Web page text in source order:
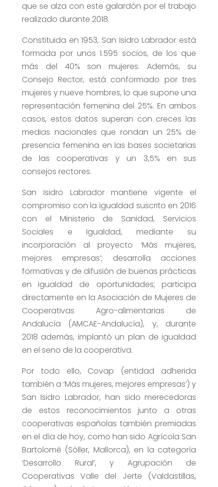
que se alza con este galardón por el trabajo
realizado durante 2018.
Constituida en 1953, San Isidro Labrador está
formada por unos 1.595 socios, de los que
más del 40% son mujeres. Además, su
Consejo Rector, está conformado por tres
mujeres y nueve hombres, lo que supone una
representación femenina del 25%. En ambos
casos, estos datos superan con creces las
medias nacionales que rondan un 25% de
presencia femenina en las bases societarias
de las cooperativas y un 3,5% en sus
consejos rectores.
San Isidro Labrador mantiene vigente el
compromiso con la igualdad suscrito en 2016
con el Ministerio de Sanidad, Servicios
Sociales e Igualdad, mediante su
incorporación al proyecto ‘Más mujeres,
mejores empresas’; desarrolla acciones
formativas y de difusión de buenas prácticas
en igualdad de oportunidades; participa
directamente en la Asociación de Mujeres de
Cooperativas Agro-alimentarias de
Andalucía (AMCAE-Andalucía), y, durante
2018 además, implantó un plan de igualdad
en el seno de la cooperativa.
Por todo ello, Covap (entidad adherida
también a ‘Más mujeres, mejores empresas’) y
San Isidro Labrador, han sido merecedoras
de estos reconocimientos junto a otras
cooperativas españolas también premiadas
en el día de hoy, como han sido Agrícola San
Bartolomé (Sóller, Mallorca), en la categoría
‘Desarrollo Rural’, y Agrupación de
Cooperativas Valle del Jerte (Valdastillas,